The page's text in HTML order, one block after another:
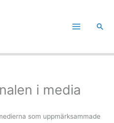
Sök
i media
som uppmärksammade